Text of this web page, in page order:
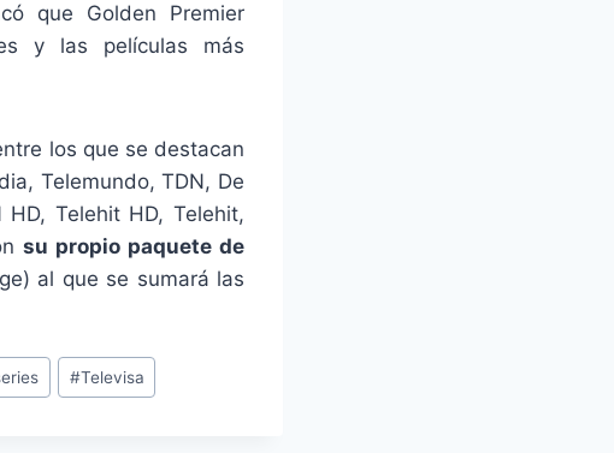
que Golden Premier
y las películas más
los que se destacan
Telemundo, TDN, De
Telehit HD, Telehit,
su propio paquete de
al que se sumará las
#Televisa